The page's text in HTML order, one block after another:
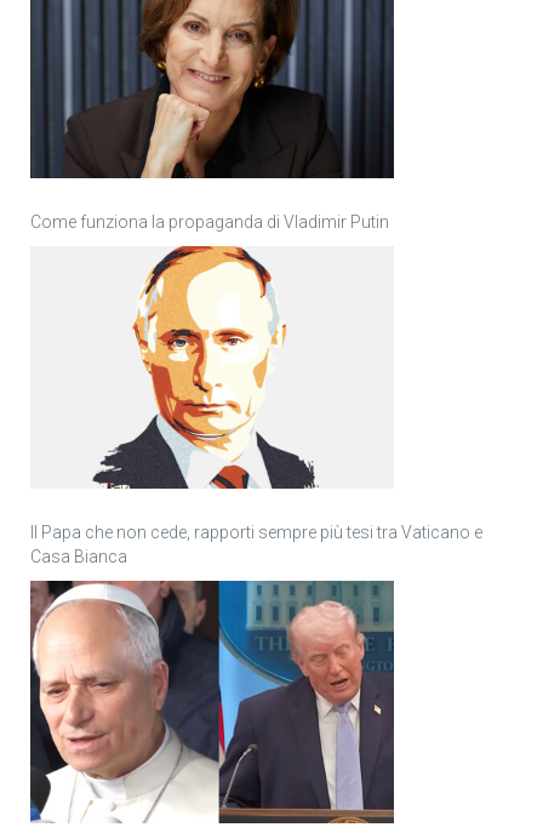
Come funziona la propaganda di Vladimir Putin
Il Papa che non cede, rapporti sempre più tesi tra Vaticano e
Casa Bianca